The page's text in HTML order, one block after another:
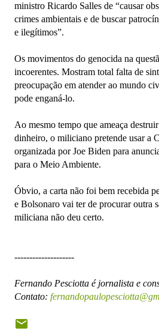
ministro Ricardo Salles de “causar
crimes ambientais e de buscar
e ilegítimos”.
Os movimentos do genocida na
incoerentes. Mostram total falta de
preocupação em atender ao mundo
pode enganá-lo.
Ao mesmo tempo que ameaça
dinheiro, o miliciano pretende usar a
organizada por Joe Biden para
para o Meio Ambiente.
Óbvio, a carta não foi bem recebida
e Bolsonaro vai ter de procurar outra
miliciana não deu certo.
--------------------
Fernando Pesciotta é jornalista e
Contato: